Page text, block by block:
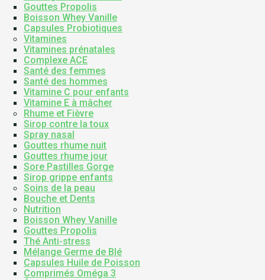
Gouttes Propolis
Boisson Whey Vanille
Capsules Probiotiques
Vitamines
Vitamines prénatales
Complexe ACE
Santé des femmes
Santé des hommes
Vitamine C pour enfants
Vitamine E à mâcher
Rhume et Fièvre
Sirop contre la toux
Spray nasal
Gouttes rhume nuit
Gouttes rhume jour
Sore Pastilles Gorge
Sirop grippe enfants
Soins de la peau
Bouche et Dents
Nutrition
Boisson Whey Vanille
Gouttes Propolis
Thé Anti-stress
Mélange Germe de Blé
Capsules Huile de Poisson
Comprimés Oméga 3